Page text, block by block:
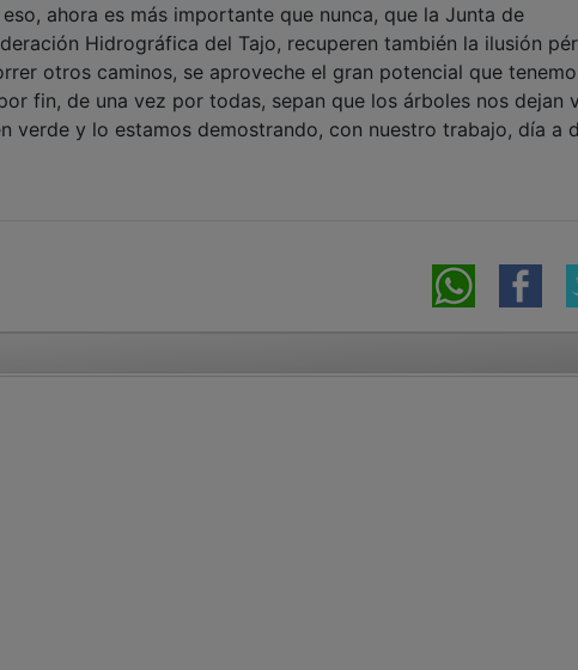
ahora es más importante que nunca, que la Junta de
Hidrográfica del Tajo, recuperen también la ilusión
otros caminos, se aproveche el gran potencial que
fin, de una vez por todas, sepan que los árboles nos dejan
verde y lo estamos demostrando, con nuestro trabajo, día a